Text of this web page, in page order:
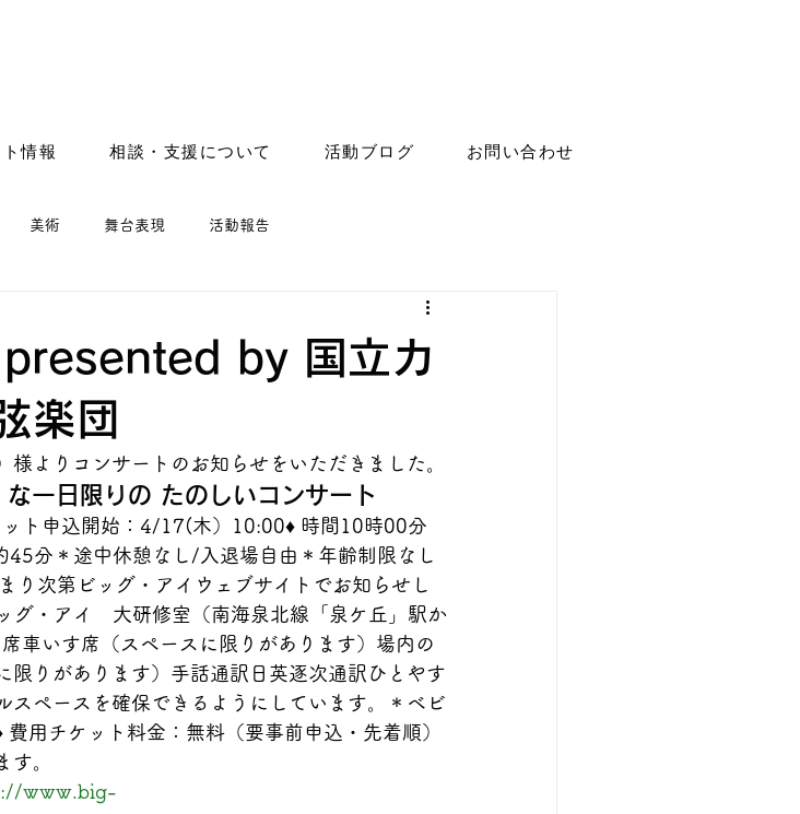
情報 相談・支援について 活動ブログ お問い合わせ
美術 舞台表現 活動報告
presented by 国立カ
楽団
よりコンサートのお知らせをいただきました。
一日限りの たのしいコンサート
ト申込開始：4/17(木）10:00♦︎ 時間10時00分
分＊途中休憩なし/入退場自由＊年齢制限なし
り次第ビッグ・アイウェブサイトでお知らせし
グ・アイ　大研修室（南海泉北線「泉ケ丘」駅か
車いす席（スペースに限りがあります）場内の
限りがあります）手話通訳日英逐次通訳ひとやす
スペースを確保できるようにしています。＊ベビ
用チケット料金：無料（要事前申込・先着順）
す。
www.big-